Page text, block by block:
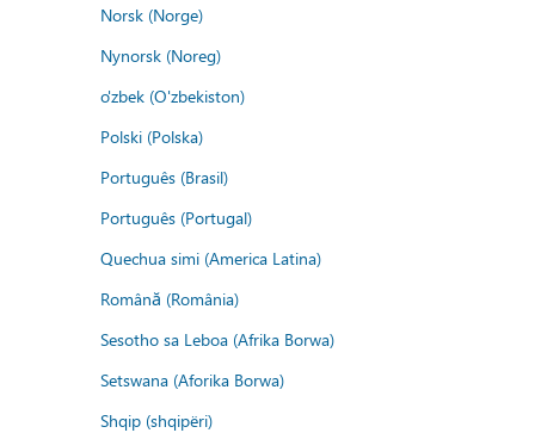
Norsk (Norge)
Nynorsk (Noreg)
o'zbek (O'zbekiston)
Polski (Polska)
Português (Brasil)
Português (Portugal)
Quechua simi (America Latina)
Română (România)
Sesotho sa Leboa (Afrika Borwa)
Setswana (Aforika Borwa)
Shqip (shqipëri)